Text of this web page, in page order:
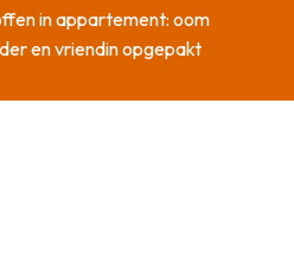
in appartement: oom
en vriendin opgepakt